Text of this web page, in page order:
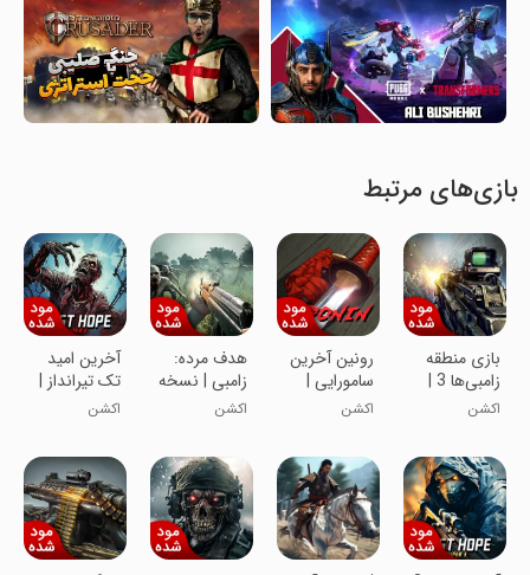
بازی‌های مرتبط
بازی منطقه
زامبی‌ها 3 |
نسخه مود
اکشن
رونین آخرین
سامورایی |
نسخه مود
اکشن
هدف مرده:
زامبی | نسخه
مود شده
اکشن
آخرین امید
تک تیرانداز |
نسخه مود
اکشن